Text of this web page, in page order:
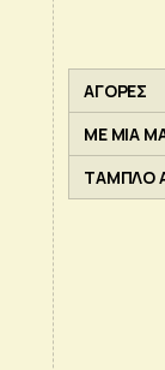
ΑΓΟΡΕΣ
ΜΕ ΜΙΑ
ΤΑΜΠΛΟ